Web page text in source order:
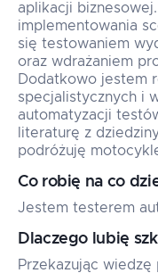
aplikacji
implementowania
się testowaniem
oraz wdrażaniem
Dodatkowo jestem
specjalistycznych i
automatyzacji
literaturę z
podróżuję
Co robię na co
Jestem testerem
Dlaczego lubię
Przekazując